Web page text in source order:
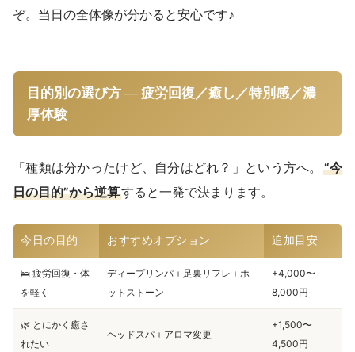
ぞ。当日の全体像が分かると安心です♪
目的別の選び方 — 疲労回復／癒し／特別感／濃
厚体験
「種類は分かったけど、自分はどれ？」という方へ。
“今
日の目的”から逆算すると一発で決まります。
今日の目的 おすすめオプション 追加目安
🛌 疲労回復・体
を軽く
ディープリンパ＋足裏リフレ＋ホ
ットストーン
+4,000〜
8,000円
🌿 とにかく癒さ
れたい
ヘッドスパ＋アロマ変更
+1,500〜
4,500円